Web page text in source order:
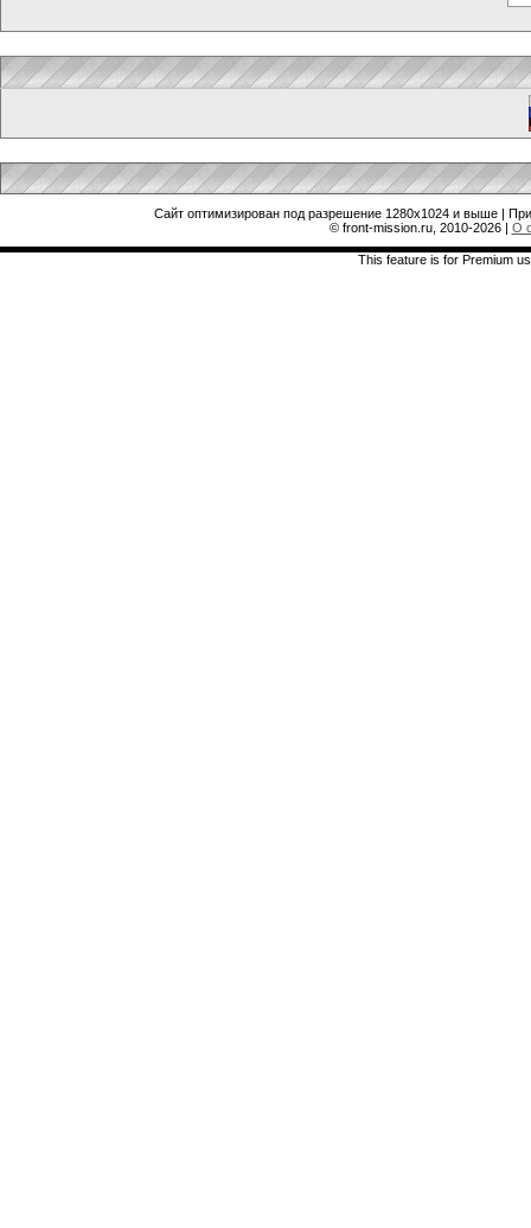
Сайт оптимизирован под разрешение 1280x1024 и выше |
© front-mission.ru, 2010-2026| О
This feature is for Premium